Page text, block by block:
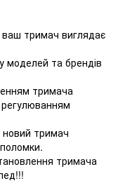
тримач виглядає
моделей та брендів
тримача
тримач
тримача